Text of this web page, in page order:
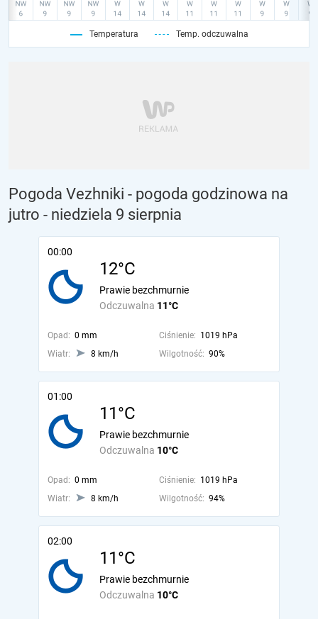
Temperatura Temp. odczuwalna
Pogoda Vezhniki - pogoda godzinowa na
jutro - niedziela 9 sierpnia
00:00
12°C
Odczuwalna 11°C
Prawie bezchmurnie
Opad: 0 mm Ciśnienie: 1019 hPa
Wiatr:
8 km/h Wilgotność: 90%
01:00
11°C
Odczuwalna 10°C
Prawie bezchmurnie
Opad: 0 mm Ciśnienie: 1019 hPa
Wiatr:
8 km/h Wilgotność: 94%
02:00
11°C
Odczuwalna 10°C
Prawie bezchmurnie